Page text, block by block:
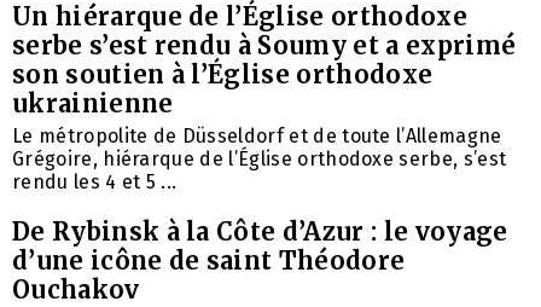
Un hiérarque de l’Église orthodoxe
serbe s’est rendu à Soumy et a exprimé
son soutien à l’Église orthodoxe
ukrainienne
Le métropolite de Düsseldorf et de toute l’Allemagne
Grégoire, hiérarque de l’Église orthodoxe serbe, s’est
rendu les 4 et 5 ...
De Rybinsk à la Côte d’Azur : le voyage
d’une icône de saint Théodore
Ouchakov